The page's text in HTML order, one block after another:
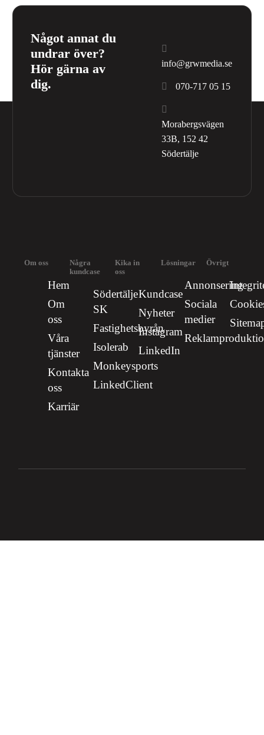
Något annat du
undrar över?
Hör gärna av
dig.
info@grwmedia.se
070-717 05 15
Morabergsvägen
33B, 152 42
Södertälje
Om oss
Hem
Om
oss
Våra
tjänster
Kontakta
oss
Karriär
Några
kundcase
Södertälje
SK
Fastighetsbyrån
Isolerab
Monkeysports
LinkedClient
Kika in
oss
Kundcase
Nyheter
Instagram
LinkedIn
Lösningar
Annonsering
Sociala
medier
Övrigt